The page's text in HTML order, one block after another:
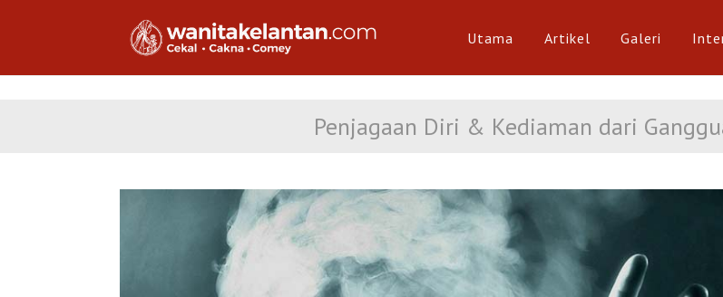
Utama Artikel Galeri
Penjagaan Diri & Kediaman dari